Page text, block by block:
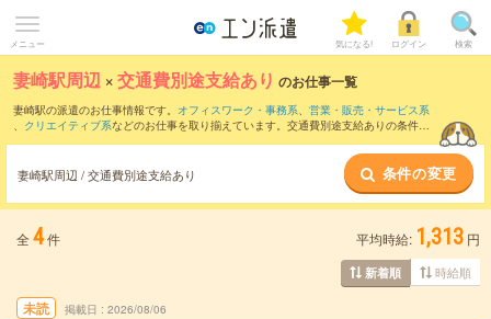
メニュー 気になる! ログイン 検索
妻崎駅周辺 ×交通費別途支給あり のお仕事一覧
妻崎駅の派遣のお仕事情報です。 オフィスワーク・事務系、 営業・販売・サービス系
、 クリエイティブ系などのお仕事を取り揃えています。交通費別途支給ありの条件の
妻崎駅周辺 / 交通費別途支給あり 条件の変更
全 4件 平均時給: 1,313 円
新着順 時給順
未読 掲載日 2026/08/06